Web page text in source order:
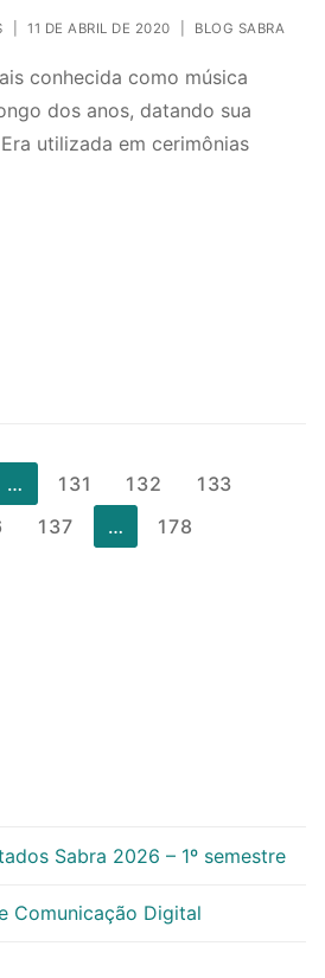
11 DE ABRIL DE 2020 BLOG SABRA
conhecida como música
dos anos, datando sua
utilizada em cerimônias
… 131 132
133
137 …
178
Sabra 2026 – 1º semestre
Comunicação Digital